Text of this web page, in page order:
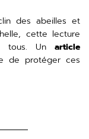
des abeilles et
cette lecture
tous. Un article
de protéger ces